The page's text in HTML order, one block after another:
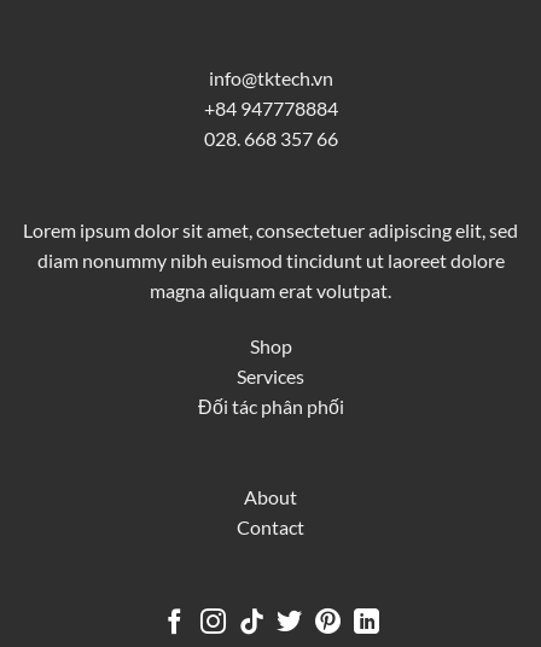
info@tktech.vn
+84 947778884
028. 668 357 66
Lorem ipsum dolor sit amet, consectetuer adipiscing elit, sed
diam nonummy nibh euismod tincidunt ut laoreet dolore
magna aliquam erat volutpat.
Shop
Services
Đối tác phân phối
About
Contact